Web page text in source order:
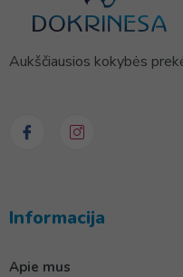
Aukščiausios kokybės
Informacija
Apie mus